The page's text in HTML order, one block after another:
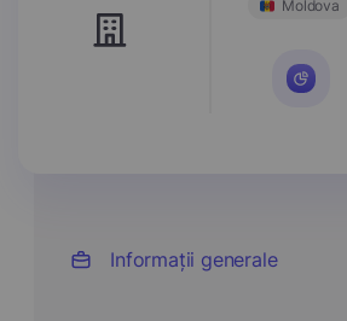
Moldova
Informații generale